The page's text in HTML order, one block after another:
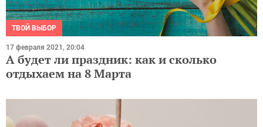
ТВОЙ ВЫБОР
А будет ли праздник: как и сколько
отдыхаем на 8 Марта